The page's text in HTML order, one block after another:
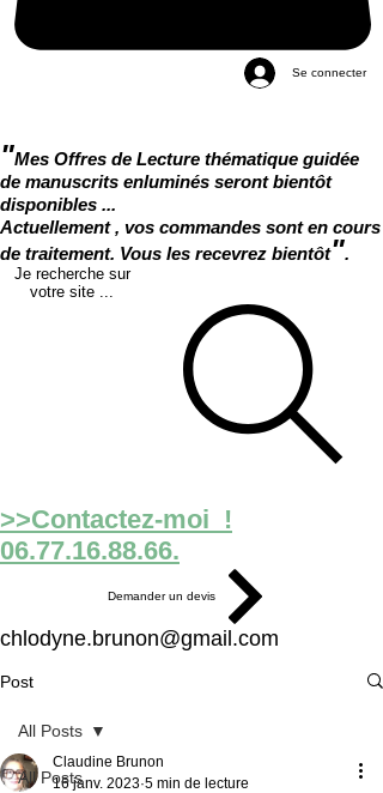
Se connecter
"Mes Offres de Lecture thématique guidée
de manuscrits enluminés seront bientôt
disponibles ...
Actuellement , vos commandes sont en cours
de traitement. Vous les recevrez bientôt".
Je recherche sur
votre site ...
>>Contactez-moi !
06.77.16.88.66.
Demander un devis
chlodyne.brunon@gmail.com
Post
All Posts
All Posts
Claudine Brunon
16 janv. 2023 5 min de lecture